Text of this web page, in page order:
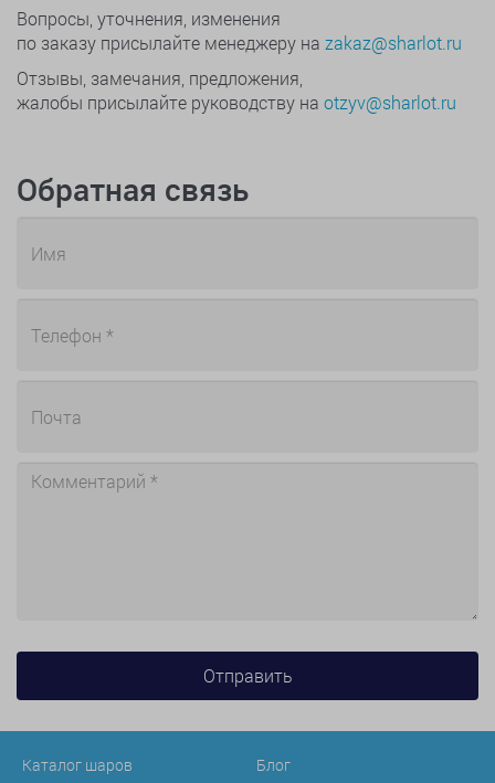
Вопросы, уточнения, изменения
по заказу присылайте менеджеру на zakaz@sharlot.ru
Отзывы, замечания, предложения,
жалобы присылайте руководству на otzyv@sharlot.ru
Обратная связь
Каталог шаров
Блог